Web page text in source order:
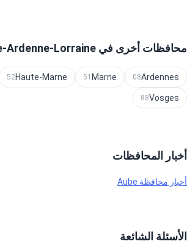
محافظات أخرى في Alsace-Champagne-Ardenne-Lorraine
Ardennes
08
Marne
51
Haute-Marne
52
Vosges
88
أخبار المحافظات
أخبار محافظة Aube
الأسئلة الشائعة